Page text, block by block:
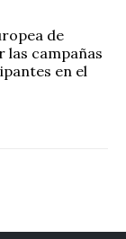
de
las campañas
en el